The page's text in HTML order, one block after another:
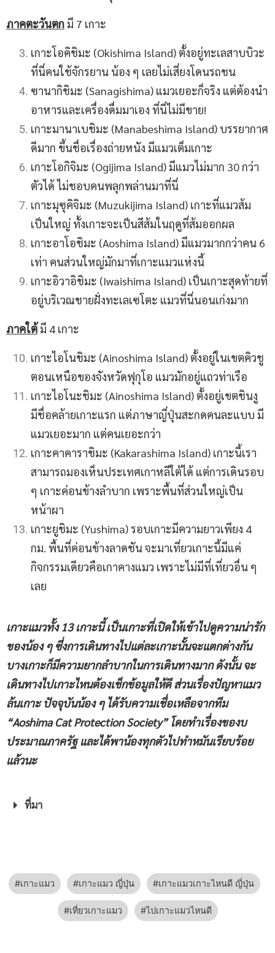
ภาคตะวันตก มี 7 เกาะ
เกาะโอคิชิมะ (Okishima Island) ตั้งอยู่ทะเลสาบบิวะ
ที่นี่คนใช้จักรยาน น้อง ๆ เลยไม่เสี่ยงโดนรถชน
ซานากิชิมะ (Sanagishima) แมวเยอะก็จริง แต่ต้องนำ
อาหารและเครื่องดื่มมาเอง ที่นี่ไม่มีขาย!
เกาะมานาเบชิมะ (Manabeshima Island) บรรยากาศ
ดีมาก ขึ้นชื่อเรื่องถ่ายหนัง มีแมวเต็มเกาะ
เกาะโอกิจิมะ (Ogijima Island) มีแมวไม่มาก 30 กว่า
ตัวได้ ไม่ชอบคนพลุกพล่านมาที่นี่
เกาะมุซุคิจิมะ (Muzukijima Island) เกาะที่แมวส้ม
เป็นใหญ่ ทั้งเกาะจะเป็นสีส้มในฤดูที่ส้มออกผล
เกาะอาโอชิมะ (Aoshima Island) มีแมวมากกว่าคน 6
เท่า คนส่วนใหญ่มักมาที่เกาะแมวแห่งนี้
เกาะอิวาอิชิมะ (Iwaishima Island) เป็นเกาะสุดท้ายที่
อยู่บริเวณชายฝั่งทะเลเซโตะ แมวที่นี่นอนเก่งมาก
ภาคใต้มี 4 เกาะ
เกาะไอโนชิมะ (Ainoshima Island) ตั้งอยู่ในเขตคิวชู
ตอนเหนือของจังหวัดฟุกุโอ แมวมักอยู่แถวท่าเรือ
เกาะไอโนะชิมะ (Ainoshima Island) ตั้งอยู่เขตชินงู
มีชื่อคล้ายเกาะแรก แต่ภาษาญี่ปุ่นสะกดคนละแบบ มี
แมวเยอะมาก แต่คนเยอะกว่า
เกาะคาคาราชิมะ (Kakarashima Island) เกาะนี้เรา
สามารถมองเห็นประเทศเกาหลีใต้ได้ แต่การเดินรอบ
ๆ เกาะค่อนข้างลำบาก เพราะพื้นที่ส่วนใหญ่เป็น
หน้าผา
เกาะยูชิมะ (Yushima) รอบเกาะมีความยาวเพียง 4
กม. พื้นที่ค่อนข้างลาดชัน จะมาเที่ยวเกาะนี้มีแค่
กิจกรรมเดียวคือเกาคางแมว เพราะไม่มีที่เที่ยวอื่น ๆ
เลย
เกาะแมวทั้ง 13 เกาะนี้ เป็นเกาะที่เปิดให้เข้าไปดูความน่ารัก
ของน้อง ๆ ซึ่งการเดินทางไปแต่ละเกาะนั้นจะแตกต่างกัน
บางเกาะก็มีความยากลำบากในการเดินทางมาก ดังนั้น จะ
เดินทางไปเกาะไหนต้องเช็กข้อมูลให้ดีส่วนเรื่องปัญหาแมว
ล้นเกาะ ปัจจุบันน้อง ๆ ได้รับความเชื่อเหลือจากทีม
“Aoshima Cat Protection Society” โดยทำเรื่องของบ
ประมาณภาครัฐ และได้พาน้องทุกตัวไปทำหมันเรียบร้อย
แล้วนะ
ที่มา
เกาะแมว เกาะแมว ญี่ปุ่น เกาะแมวเกาะไหนดี ญี่ปุ่น
เที่ยวเกาะแมว ไปเกาะแมวไหนดี